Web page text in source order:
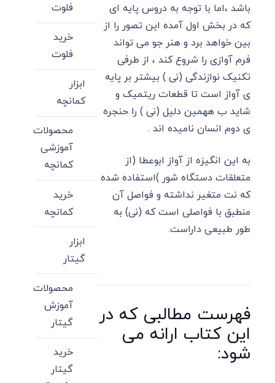
باشد ،اما با توجه به دروس پایه ای
که در بخش اول آمده این تصور را از
بین خواهد برد و هنر جو می تواند
فرم آوازی را شروع کند ، از طرفی
تکنیک نوازندگی (نی ) بیشتر بر پایه
ی آواز است تا قطعات ریتمیک و
شاید ب ههمین دلیل (نی ) را حنجره
ی دوم انسان نامیده اند .
به این انگیزه از آواز ابوعطا (از
متعلقات دستگاه شور )استفاده شده
که نت متغیر نداشته و فواصل آن
منطبق با فواصلی است که (نی) به
طور طبیعی داراست.
فهرست مطالبی که در
این کتاب ارانه می
شود:
فلوت
خرید
فلوت
ابزار
کمانچه
محصولات
آموزشی
کمانچه
خرید
کمانچه
ابزار
گیتار
محصولات
آموزش
گیتار
خرید
گیتار